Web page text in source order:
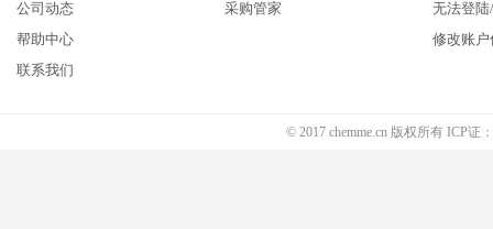
公司动态
帮助中心
联系我们
采购管家
无法登
修改账户
© 2017 chemme.cn 版权所有 ICP证：